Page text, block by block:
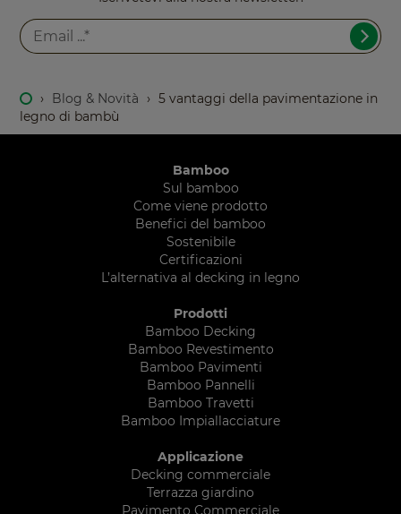
› Blog & Novità › 5 vantaggi della pavimentazione in
legno di bambù
Bamboo
Sul bamboo
Come viene prodotto
Benefici del bamboo
Sostenibile
Certificazioni
L’alternativa al decking in legno
Prodotti
Bamboo Decking
Bamboo Revestimento
Bamboo Pavimenti
Bamboo Pannelli
Bamboo Travetti
Bamboo Impiallacciature
Applicazione
Decking commerciale
Terrazza giardino
Pavimento Commerciale